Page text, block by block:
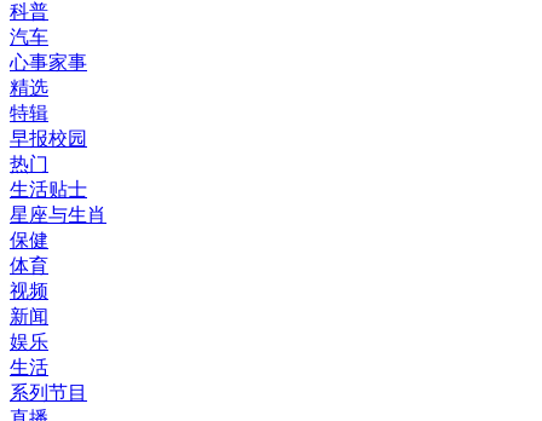
科普
汽车
心事家事
精选
特辑
早报校园
热门
生活贴士
星座与生肖
保健
体育
视频
新闻
娱乐
生活
系列节目